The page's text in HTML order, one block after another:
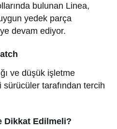
bulunan Linea,
yedek parça
devam ediyor.
ve düşük işletme
tarafından tercih
Dikkat Edilmeli?